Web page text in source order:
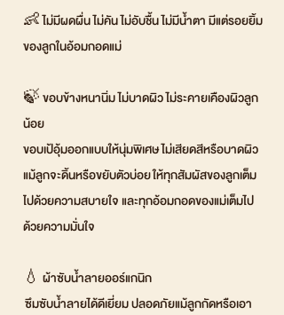
👶 ไม่มีผดผื่น ไม่คัน ไม่อับชื้น ไม่มีน้ำตา มีแต่รอยยิ้ม
ของลูกในอ้อมกอดแม่
🍃 ขอบข้างหนานิ่ม ไม่บาดผิว ไม่ระคายเคืองผิวลูก
น้อย
ขอบเป้อุ้มออกแบบให้นุ่มพิเศษ ไม่เสียดสีหรือบาดผิว
แม้ลูกจะดิ้นหรือขยับตัวบ่อย ให้ทุกสัมผัสของลูกเต็ม
ไปด้วยความสบายใจ และทุกอ้อมกอดของแม่เต็มไป
ด้วยความมั่นใจ
💧 ผ้าซับน้ำลายออร์แกนิก
ซึมซับน้ำลายได้ดีเยี่ยม ปลอดภัยแม้ลูกกัดหรือเอา